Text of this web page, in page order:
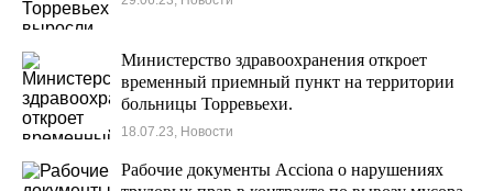
Министерство здравоохранения откроет
временный приемный пункт на территории
больницы Торревьехи.
18.07.23, Новости
Рабочие документы Acciona о нарушениях